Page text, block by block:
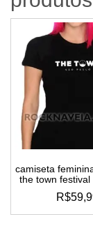
camiseta
the town festival
R$